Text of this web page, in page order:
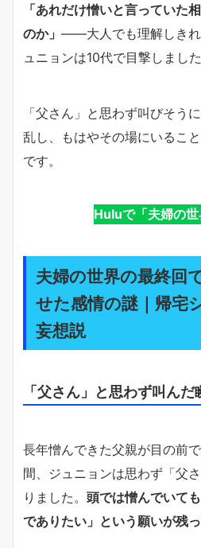
「あれだけ憎いと言っていた
のか」 ——大人でも理解しきれ
ュニョンは10代で目撃しました
「父さん」と思わず叫びそう
乱し、もはやその場にいるこ
です。
Huluで「夫婦の
夫婦の世界の最終回
せた感情の謎｜帰宅
妄想説
「父さん」と思わず叫ん
長年憎んできた父親が目の前
間、ジュニョンは思わず「父
りました。 頭では憎んでいて
でありたい」という願いが残